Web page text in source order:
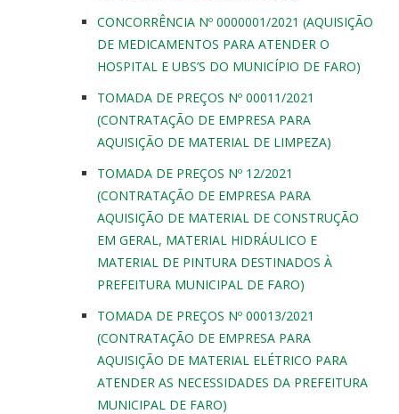
CONCORRÊNCIA Nº 0000001/2021 (AQUISIÇÃO
DE MEDICAMENTOS PARA ATENDER O
HOSPITAL E UBS’S DO MUNICÍPIO DE FARO)
TOMADA DE PREÇOS Nº 00011/2021
(CONTRATAÇÃO DE EMPRESA PARA
AQUISIÇÃO DE MATERIAL DE LIMPEZA)
TOMADA DE PREÇOS Nº 12/2021
(CONTRATAÇÃO DE EMPRESA PARA
AQUISIÇÃO DE MATERIAL DE CONSTRUÇÃO
EM GERAL, MATERIAL HIDRÁULICO E
MATERIAL DE PINTURA DESTINADOS À
PREFEITURA MUNICIPAL DE FARO)
TOMADA DE PREÇOS Nº 00013/2021
(CONTRATAÇÃO DE EMPRESA PARA
AQUISIÇÃO DE MATERIAL ELÉTRICO PARA
ATENDER AS NECESSIDADES DA PREFEITURA
MUNICIPAL DE FARO)